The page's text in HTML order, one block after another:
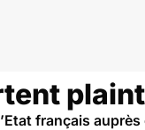
français